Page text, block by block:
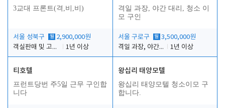
3교대 프론트(격,비,비)
서울 성북구 월 2,900,000원
객실판매 및 고객응대
1년 이상
격일 과장, 야간 대리, 청소 이
모 구인
서울 구로구 월 3,500,000원
격일 과장, 야간 대리, 청소 이모
1년 이상
티호텔
프런트당번 주5일 근무 구인합
니다
왕십리 태양모텔
왕십리 태양모텔 청소이모 구
합니다.